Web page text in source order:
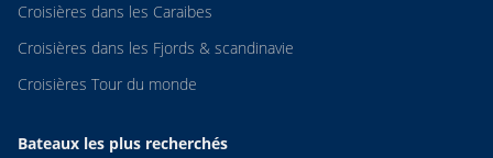
Croisières dans les Caraibes
Croisières dans les Fjords & scandinavie
Croisières Tour du monde
Bateaux les plus recherchés